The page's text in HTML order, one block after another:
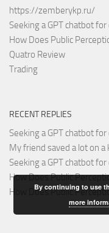
https://zemberykp.ru/
Seeking a GPT chatbot
How Does Public
Quatro Review
Trading
RECENT REPLIES
Seeking a GPT chatbot
My friend saved a lot on
Seeking a GPT chatbot
How Does Public
How Does Public
By continuing to use
more